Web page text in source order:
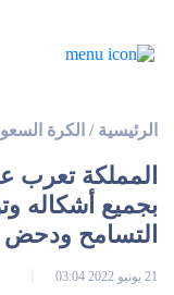
الرئيسية / الكرة
المملكة تعرب
بجميع أشكاله
التسامح
21 يونيو 2022 03:04